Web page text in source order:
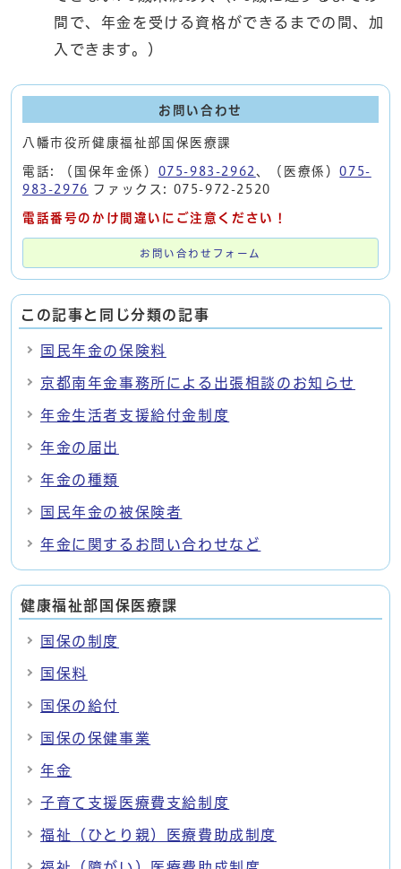
間で、年金を受ける資格ができるまでの間、加
入できます。）
お問い合わせ
八幡市役所健康福祉部国保医療課
電話: （国保年金係） 075-983-2962 、（医療係）075-
983-2976 ファックス: 075-972-2520
電話番号のかけ間違いにご注意ください！
お問い合わせフォーム
この記事と同じ分類の記事
国民年金の保険料
京都南年金事務所による出張相談のお知らせ
年金生活者支援給付金制度
年金の届出
年金の種類
国民年金の被保険者
年金に関するお問い合わせなど
健康福祉部国保医療課
国保の制度
国保料
国保の給付
国保の保健事業
年金
子育て支援医療費支給制度
福祉（ひとり親）医療費助成制度